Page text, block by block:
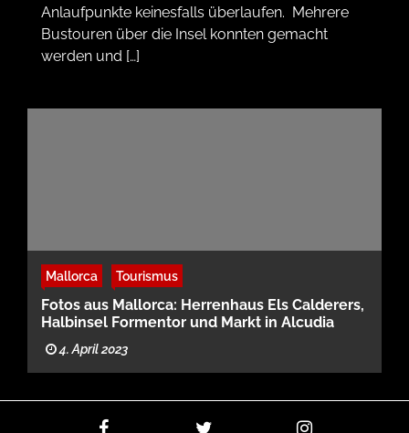
Anlaufpunkte keinesfalls überlaufen. Mehrere
Bustouren über die Insel konnten gemacht
werden und […]
Mallorca Tourismus
Fotos aus Mallorca: Herrenhaus Els Calderers,
Halbinsel Formentor und Markt in Alcudia
4. April 2023